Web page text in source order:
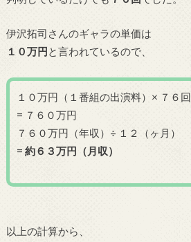
伊沢拓司さんのギャラの単価は
１０万円 と言われているので、
１０万円（１番組の出演料）× ７６回
= ７６０万円
７６０万円（年収）÷ １２（ヶ月）
= 約６３万円（月収）
以上の計算から、